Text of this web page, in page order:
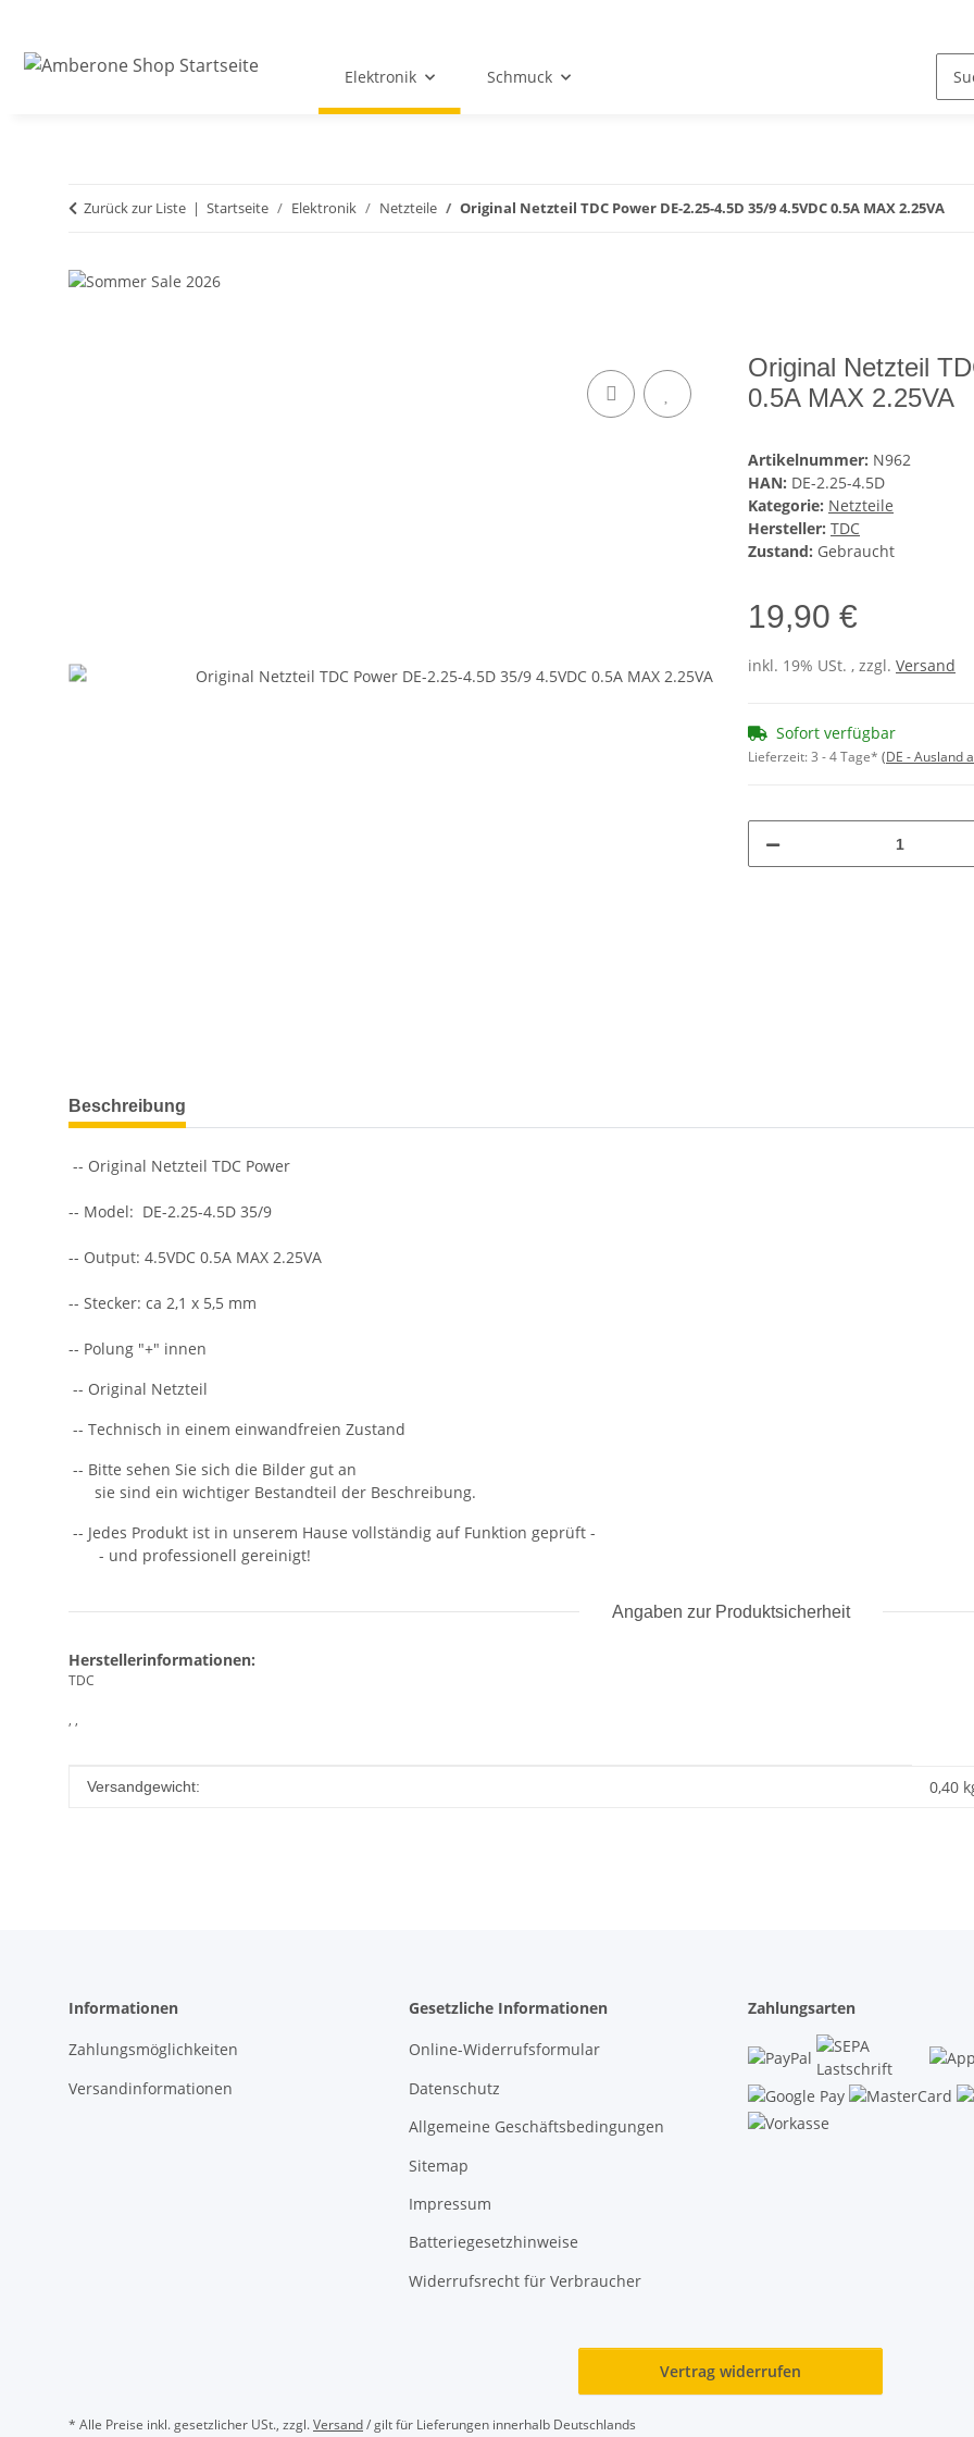
Elektronik Schmuck
Zurück zur Liste Startseite Elektronik Netzteile Original Netzteil TDC Power DE-2.25-4.5D 35/9 4.5VDC 0.5A MAX 2.25VA
Original Netzteil
0.5A MAX 2.25VA
Artikelnummer: N962
HAN: DE-2.25-4.5D
Kategorie: Netzteile
Hersteller: TDC
Zustand: Gebraucht
19,90 €
inkl. 19% USt. , zzgl. Versand
Sofort verfügbar
Lieferzeit:3 - 4 Tage* (DE - Ausland
weitere Registerkarten anzeigen
Beschreibung
-- Original Netzteil TDC Power
-- Model: DE-2.25-4.5D 35/9
-- Output: 4.5VDC 0.5A MAX 2.25VA
-- Stecker: ca 2,1 x 5,5 mm
-- Polung "+" innen
-- Original Netzteil
-- Technisch in einem einwandfreien Zustand
-- Bitte sehen Sie sich die Bilder gut an
sie sind ein wichtiger Bestandteil der Beschreibung.
-- Jedes Produkt ist in unserem Hause vollständig auf Funktion geprüft -
- und professionell gereinigt!
Angaben zur Produktsicherheit
Herstellerinformationen:
TDC
, ,
Produkteigenschaft
Wert
Versandgewicht: 0,40
Informationen
Zahlungsmöglichkeiten
Versandinformationen
Gesetzliche Informationen
Online-Widerrufsformular
Datenschutz
Allgemeine Geschäftsbedingungen
Sitemap
Impressum
Batteriegesetzhinweise
Widerrufsrecht für Verbraucher
Zahlungsarten
Vertrag widerrufen
* Alle Preise inkl. gesetzlicher USt., zzgl.Versand/ gilt für Lieferungen innerhalb Deutschlands